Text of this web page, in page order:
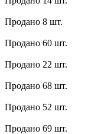
Продано 8 шт.
Продано 60 шт.
Продано 22 шт.
Продано 68 шт.
Продано 52 шт.
Продано 69 шт.